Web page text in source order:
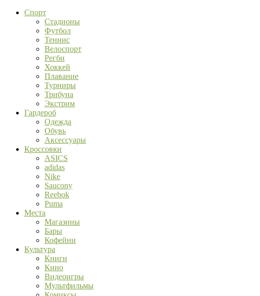
Спорт
Стадионы
Футбол
Теннис
Велоспорт
Регби
Хоккей
Плавание
Турниры
Трибуна
Экстрим
Гардероб
Одежда
Обувь
Аксессуары
Кроссовки
ASICS
adidas
Nike
Saucony
Reebok
Puma
Места
Магазины
Бары
Кофейни
Культура
Книги
Кино
Видеоигры
Мультфильмы